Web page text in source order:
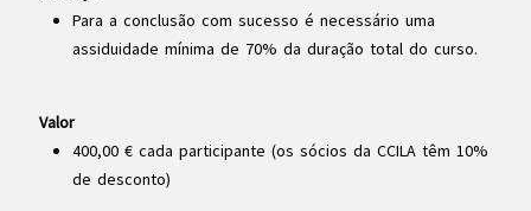
Para a conclusão com sucesso é necessário uma
assiduidade mínima de 70% da duração total do curso.
Valor
400,00 € cada participante (os sócios da CCILA têm 10%
de desconto)